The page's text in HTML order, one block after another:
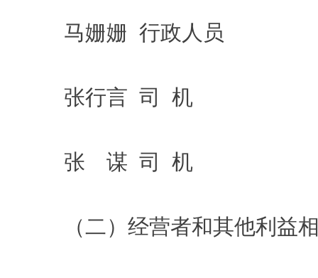
马姗姗 行政人员
张行言 司 机
张 谋 司 机
（二）经营者和其他利益